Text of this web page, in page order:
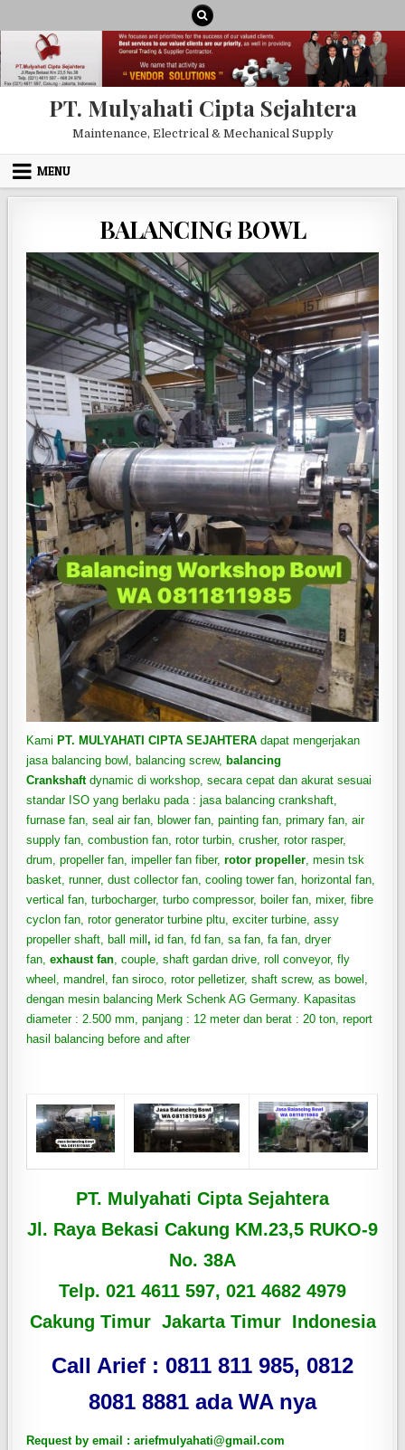
PT. Mulyahati Cipta Sejahtera
Maintenance, Electrical & Mechanical Supply
MENU
BALANCING BOWL
Kami PT. MULYAHATI CIPTA SEJAHTERAdapat mengerjakan
jasa balancing bowl, balancing screw, balancing
Crankshaft dynamic di workshop, secara cepat dan akurat sesuai
standar ISO yang berlaku pada : jasa balancing crankshaft,
furnase fan, seal air fan, blower fan, painting fan, primary fan, air
supply fan, combustion fan, rotor turbin, crusher, rotor rasper,
drum, propeller fan, impeller fan fiber,rotor propeller, mesin tsk
basket, runner, dust collector fan, cooling tower fan, horizontal fan,
vertical fan, turbocharger, turbo compressor, boiler fan, mixer, fibre
cyclon fan, rotor generator turbine pltu, exciter turbine, assy
propeller shaft, ball mill,id fan, fd fan, sa fan, fa fan, dryer
fan,exhaust fan, couple, shaft gardan drive, roll conveyor, fly
wheel, mandrel, fan siroco, rotor pelletizer, shaft screw, as bowel,
dengan mesin balancing Merk Schenk AG Germany. Kapasitas
diameter : 2.500 mm, panjang : 12 meter dan berat : 20 ton, report
hasil balancing before and after
PT. Mulyahati Cipta Sejahtera
Jl. Raya Bekasi Cakung KM.23,5 RUKO-9
No. 38A
Telp. 021 4611 597, 021 4682 4979
Cakung Timur Jakarta Timur Indonesia
Call Arief : 0811 811 985, 0812
8081 8881 ada WA nya
Request by email : ariefmulyahati@gmail.com